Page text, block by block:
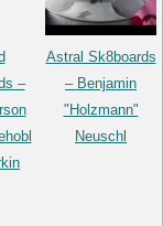
–
Astral Sk8boards
– Benjamin
"Holzmann"
Neuschl